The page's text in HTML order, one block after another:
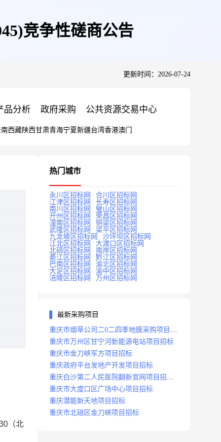
竞争性磋商公告
更新时间：2026-07-24
品分析 政府采购 公共资源交易中心
西藏陕西甘肃青海宁夏新疆台湾香港澳门
（北
热门城市
永川区招标网
合川区招标网
江津区招标网
长寿区招标网
南川区招标网
璧山区招标网
开州区招标网
荣昌区招标网
潼南区招标网
铜梁区招标网
武隆区招标网
梁平区招标网
九龙坡区招标网
沙坪坝区招标网
江北区招标网
大渡口区招标网
北碚区招标网
南岸区招标网
綦江区招标网
黔江区招标网
巴南区招标网
渝北区招标网
大足区招标网
渝中区招标网
涪陵区招标网
万州区招标网
最新采购项目
重庆市烟草公司二0二四季地膜采购项目招
标公告
重庆市万州区甘宁河新能源电站项目招标
重庆市金刀峡军方项目招标
重庆政府平台发地产开发项目招标
重庆白沙第二人民医院翻新官网项目招标
公告
重庆市大度口区广场中心项目招标
重庆潜能新天地项目招标
重庆市北碚区金刀峡项目招标